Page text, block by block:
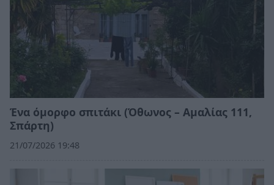
Ένα όμορφο σπιτάκι (Όθωνος – Αμαλίας 111,
Σπάρτη)
21/07/2026 19:48